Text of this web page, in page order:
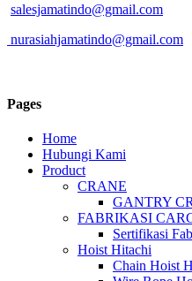
salesjamatindo@gmail.com
nurasiahjamatindo@gmail.com
Pages
Home
Hubungi Kami
Product
CRANE
GANTRY
FABRIKASI
Sertifikasi
Hoist Hitachi
Chain Hoist